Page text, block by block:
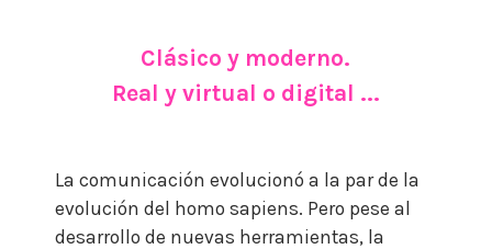
Clásico y moderno.
Real y virtual o digital ...
La comunicación evolucionó a la par de la
evolución del homo sapiens. Pero pese al
desarrollo de nuevas herramientas, la